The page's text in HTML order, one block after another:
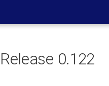
Release 0.122